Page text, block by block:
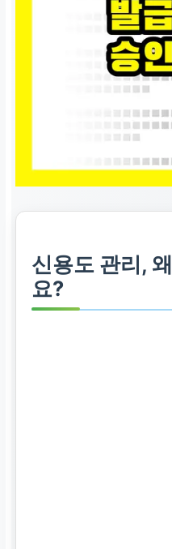
신용도 관리,
요?